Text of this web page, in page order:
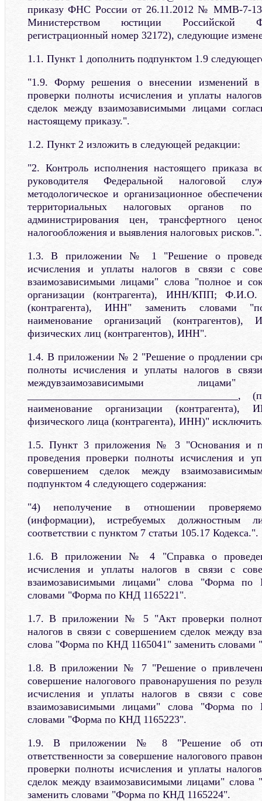
приказу ФНС России от 26.11.2012 № ММВ-7-13/
Министерством юстиции Российской
регистрационный номер 32172), следующие
1.1. Пункт 1 дополнить подпунктом 1.9
"1.9. Форму решения о внесении изменений
проверки полноты исчисления и уплаты
сделок между взаимозависимыми лицами
настоящему приказу.".
1.2. Пункт 2 изложить в следующей редакции:
"2. Контроль исполнения настоящего приказа
руководителя Федеральной налоговой
методологическое и организационное
территориальных налоговых органов по
администрирования цен, трансфертного
налогообложения и выявления налоговых рисков.".
1.3. В приложении № 1 "Решение о
исчисления и уплаты налогов в связи с
взаимозависимыми лицами" слова "полное и
организации (контрагента), ИНН/КПП; Ф.И.О.
(контрагента), ИНН" заменить словами
наименование организаций
физических лиц (контрагентов), ИНН".
1.4. В приложении № 2 "Решение о продлении
полноты исчисления и уплаты налогов в
междувзаимозависимыми
наименование организации
физического лица (контрагента), ИНН)"
1.5. Пункт 3 приложения № 3 "Основания и
проведения проверки полноты исчисления и
совершением сделок между
подпунктом 4 следующего содержания:
"4) неполучение в отношении
(информации), истребуемых
соответствии с пунктом 7 статьи 105.17 Кодекса.".
1.6. В приложении № 4 "Справка о
исчисления и уплаты налогов в связи с
взаимозависимыми лицами" слова "Форма по
словами "Форма по КНД 1165221".
1.7. В приложении № 5 "Акт проверки
налогов в связи с совершением сделок между
слова "Форма по КНД 1165041" заменить
1.8. В приложении № 7 "Решение о
совершение налогового правонарушения по
исчисления и уплаты налогов в связи с
взаимозависимыми лицами" слова "Форма по
словами "Форма по КНД 1165223".
1.9. В приложении № 8 "Решение об
ответственности за совершение налогового
проверки полноты исчисления и уплаты
сделок между взаимозависимыми лицами"
заменить словами "Форма по КНД 1165224".